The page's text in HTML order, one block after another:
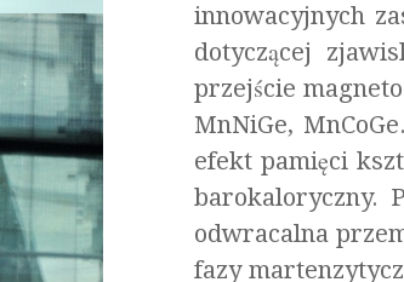
innowacyjnych
dotyczącej
przejście
MnNiGe,
efekt pamięci
barokaloryczny.
odwracalna
fazy